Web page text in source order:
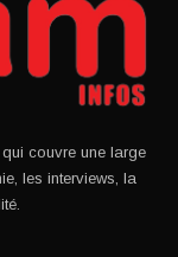
couvre une large
les interviews, la